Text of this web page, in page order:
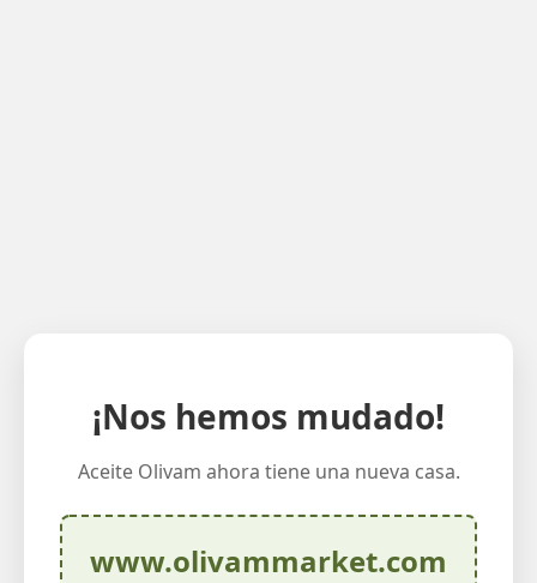
¡Nos hemos mudado!
Aceite Olivam ahora tiene una nueva casa.
www.olivammarket.com